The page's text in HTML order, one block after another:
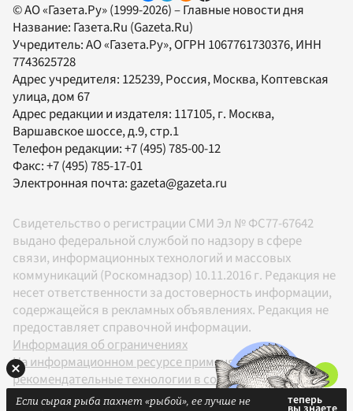
© АО «Газета.Ру» (1999-2026) – Главные новости дня
Название: Газета.Ru (Gazeta.Ru)
Учредитель:АО «Газета.Ру», ОГРН 1067761730376, ИНН
7743625728
Адрес учредителя: 125239, Россия, Москва, Коптевская
улица, дом 67
Адрес редакции и издателя: 117105, г. Москва,
Варшавское шоссе, д.9, стр.1
Телефон редакции:+7 (495) 785-00-12
Факс:+7 (495) 785-17-01
Электронная почта:gazeta@gazeta.ru
Свидетельство о регистрации СМИ Эл № ФС77-67642
выдано федеральной службой по надзору в сфере
связи, информационных технологий и массовых
коммуникаций (Роскомнадзор) 10.11.2016 г. Редакция не
несет ответственности за достоверность информации,
содержащейся в рекламных объявлениях. Редакция не
предоставляет справочной информации.
Информация об ограничениях
На информационном ресурсе применяются
рекомендательные технологии в соответствии с
Правилами
Если сырая рыба пахнет «рыбой», ее лучше не